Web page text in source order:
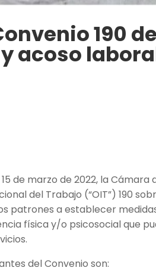
190
acoso
15 de marzo de 2022, la
del Trabajo (“OIT”) 190
patrones a establecer
física y/o psicosocial que
del Convenio son: